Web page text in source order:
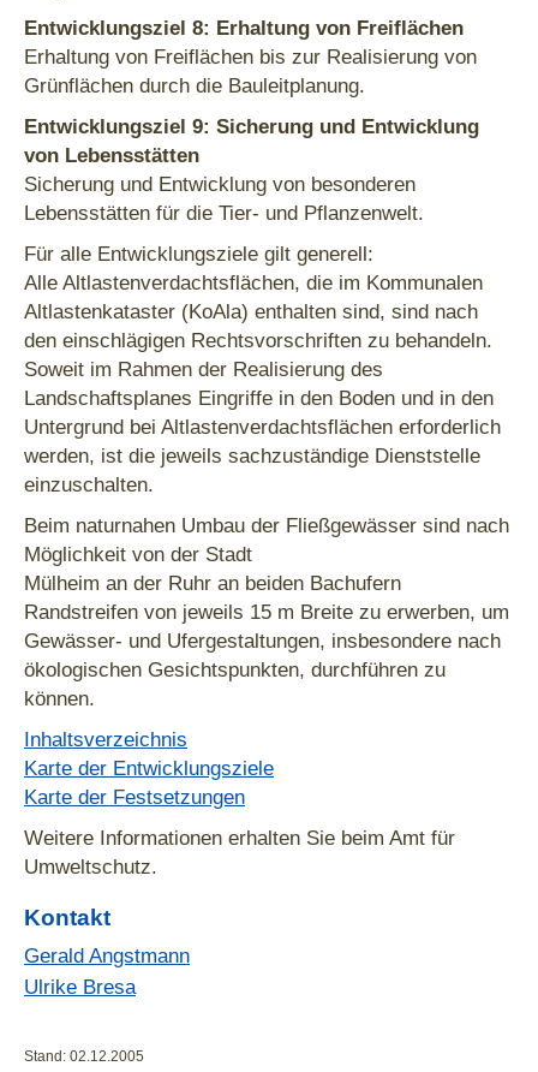
Entwicklungsziel 8: Erhaltung von Freiflächen
Erhaltung von Freiflächen bis zur Realisierung von
Grünflächen durch die Bauleitplanung.
Entwicklungsziel 9: Sicherung und Entwicklung
von Lebensstätten
Sicherung und Entwicklung von besonderen
Lebensstätten für die Tier- und Pflanzenwelt.
Für alle Entwicklungsziele gilt generell:
Alle Altlastenverdachtsflächen, die im Kommunalen
Altlastenkataster (KoAla) enthalten sind, sind nach
den einschlägigen Rechtsvorschriften zu behandeln.
Soweit im Rahmen der Realisierung des
Landschaftsplanes Eingriffe in den Boden und in den
Untergrund bei Altlastenverdachtsflächen erforderlich
werden, ist die jeweils sachzuständige Dienststelle
einzuschalten.
Beim naturnahen Umbau der Fließgewässer sind nach
Möglichkeit von der Stadt
Mülheim an der Ruhr an beiden Bachufern
Randstreifen von jeweils 15 m Breite zu erwerben, um
Gewässer- und Ufergestaltungen, insbesondere nach
ökologischen Gesichtspunkten, durchführen zu
können.
Inhaltsverzeichnis
Karte der Entwicklungsziele
Karte der Festsetzungen
Weitere Informationen erhalten Sie beim Amt für
Umweltschutz.
Kontakt
Gerald Angstmann
Ulrike Bresa
Stand: 02.12.2005